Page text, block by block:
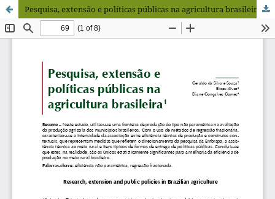
Pesquisa, extensão e políticas públicas na agricultura brasileira